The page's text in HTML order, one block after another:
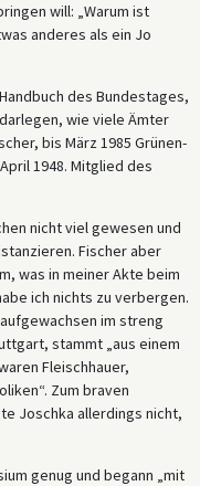
will: „Warum ist
anderes als ein Jo
des Bundestages,
wie viele Ämter
bis März 1985 Grünen-
1948. Mitglied des
nicht viel gewesen und
Fischer aber
was in meiner Akte beim
ich nichts zu verbergen.
im streng
stammt „aus einem
Fleischhauer,
Zum braven
Joschka allerdings nicht,
genug und begann „mit